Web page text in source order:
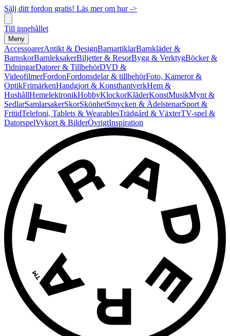
Sälj ditt fordon gratis! Läs mer om hur ->
Till innehållet
Meny
AccessoarerAntikt & DesignBarnartiklarBarnkläder &
BarnskorBarnleksakerBiljetter & ResorBygg & VerktygBöcker &
TidningarDatorer & TillbehörDVD &
VideofilmerFordonFordonsdelar & tillbehörFoto, Kameror &
OptikFrimärkenHandgjort & KonsthantverkHem &
HushållHemelektronikHobbyKlockorKläderKonstMusikMynt &
SedlarSamlarsakerSkorSkönhetSmycken & ÄdelstenarSport &
FritidTelefoni, Tablets & WearablesTrädgård & VäxterTV-spel &
DatorspelVykort & BilderÖvrigtInspiration